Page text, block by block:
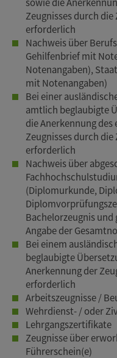
Zeugnisses durch
erforderlich
Nachweis über
Gehilfenbrief mit
Notenangaben),
mit Notenangaben)
Bei einer
amtlich beglaubigte
die Anerkennung
Zeugnisses durch
erforderlich
Nachweis über
(Diplomurkunde,
Bachelorzeugnis
Angabe der
Bei einem
beglaubigte
Anerkennung der
erforderlich
Arbeitszeugnisse /
Wehrdienst- / oder
Lehrgangszertifikate
Zeugnisse über
Führerschein(e)